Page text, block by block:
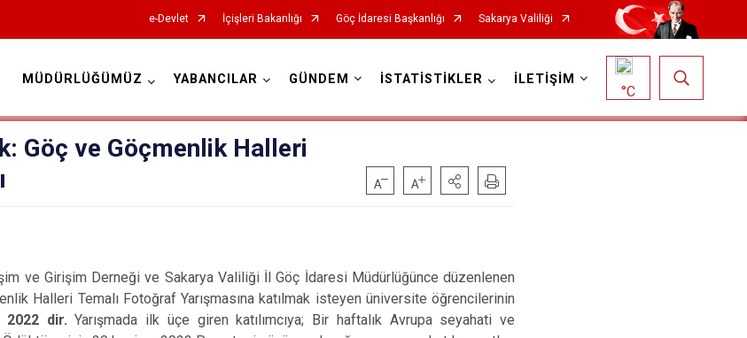
e-Devlet İçişleri Bakanlığı Göç İdaresi Başkanlığı Sakarya Valiliği
MÜDÜRLÜĞÜMÜZ YABANCILAR GÜNDEM İSTATİSTİKLER İLETİŞİM
°C
Göç ve Göçmenlik Halleri
ve Girişim Derneği ve Sakarya Valiliği İl Göç İdaresi Müdürlüğünce düzenlenen
Halleri Temalı Fotoğraf Yarışmasına katılmak isteyen üniversite öğrencilerinin
dir. Yarışmada ilk üçe giren katılımcıya; Bir haftalık Avrupa seyahati ve